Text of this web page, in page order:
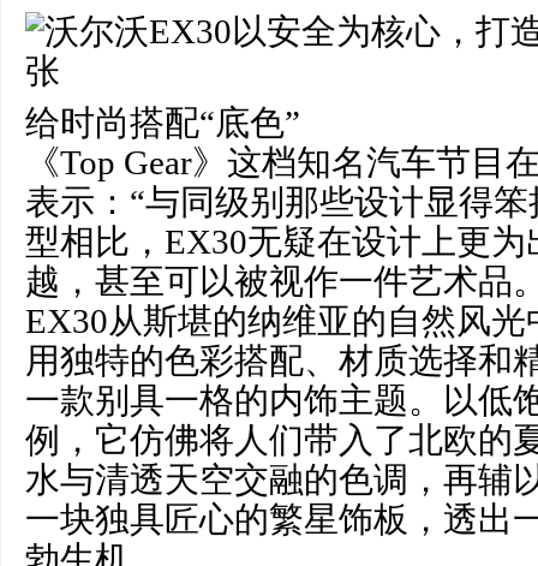
给时尚搭配“底色”
《Top Gear》这档知名汽车节目
表示：“与同级别那些设计显得
型相比，EX30无疑在设计上更
越，甚至可以被视作一件艺术品
EX30从斯堪的纳维亚的自然风
用独特的色彩搭配、材质选择和
一款别具一格的内饰主题。以低
例，它仿佛将人们带入了北欧的
水与清透天空交融的色调，再辅
一块独具匠心的繁星饰板，透出